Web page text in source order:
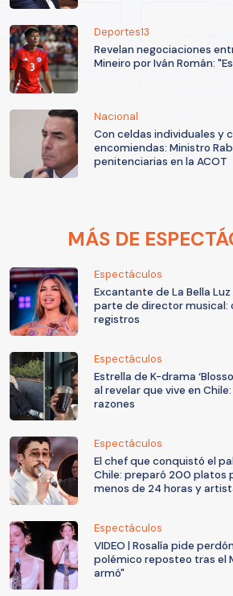
Deportes13
Revelan negociaciones
Mineiro por Iván Román:
Nacional
Con celdas individuales y
encomiendas: Ministro
penitenciarias en la ACOT
MÁS DE
Espectáculos
Excantante de La Bella
parte de director musical:
registros
Espectáculos
Estrella de K-drama
al revelar que vive en
razones
Espectáculos
El chef que conquistó el
Chile: preparó 200 platos
menos de 24 horas y
Espectáculos
VIDEO | Rosalía pide
polémico reposteo tras el
armó"